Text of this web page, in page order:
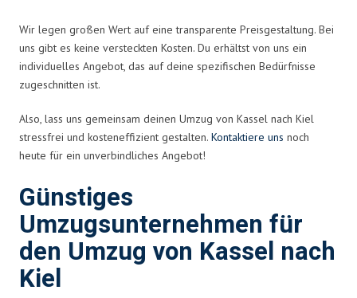
Wir legen großen Wert auf eine transparente Preisgestaltung. Bei
uns gibt es keine versteckten Kosten. Du erhältst von uns ein
individuelles Angebot, das auf deine spezifischen Bedürfnisse
zugeschnitten ist.
Also, lass uns gemeinsam deinen Umzug von Kassel nach Kiel
stressfrei und kosteneffizient gestalten. Kontaktiere uns noch
heute für ein unverbindliches Angebot!
Günstiges
Umzugsunternehmen für
den Umzug von Kassel nach
Kiel